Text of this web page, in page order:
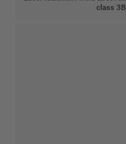
class 3B